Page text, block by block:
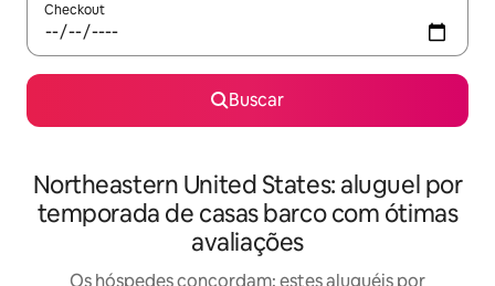
Checkout
Buscar
Northeastern United States: aluguel por
temporada de casas barco com ótimas
avaliações
Os hóspedes concordam: estes aluguéis por